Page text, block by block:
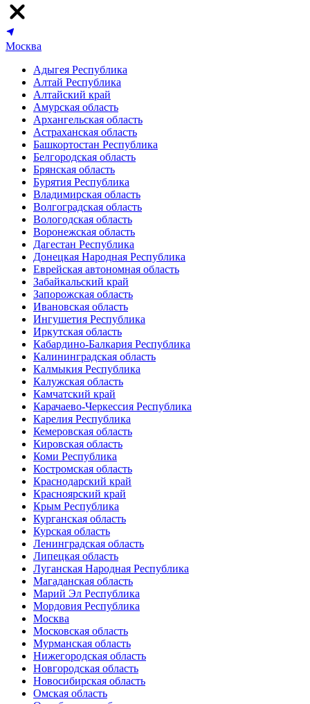
Москва
Адыгея Республика
Алтай Республика
Алтайский край
Амурская область
Архангельская область
Астраханская область
Башкортостан Республика
Белгородская область
Брянская область
Бурятия Республика
Владимирская область
Волгоградская область
Вологодская область
Воронежская область
Дагестан Республика
Донецкая Народная Республика
Еврейская автономная область
Забайкальский край
Запорожская область
Ивановская область
Ингушетия Республика
Иркутская область
Кабардино-Балкария Республика
Калининградская область
Калмыкия Республика
Калужская область
Камчатский край
Карачаево-Черкессия Республика
Карелия Республика
Кемеровская область
Кировская область
Коми Республика
Костромская область
Краснодарский край
Красноярский край
Крым Республика
Курганская область
Курская область
Ленинградская область
Липецкая область
Луганская Народная Республика
Магаданская область
Марий Эл Республика
Мордовия Республика
Москва
Московская область
Мурманская область
Нижегородская область
Новгородская область
Новосибирская область
Омская область